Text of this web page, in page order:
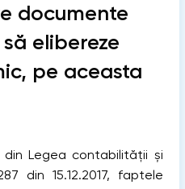
documente
elibereze
pe aceasta
din Legea contabilității și
din 15.12.2017, faptele